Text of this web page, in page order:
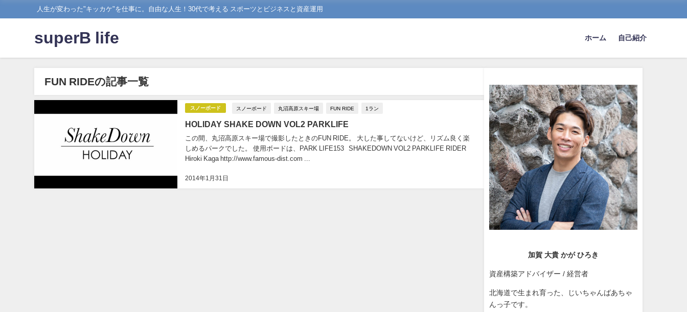
人生が変わった"キッカケ"を仕事に。自由な人生！30代で考える スポーツとビジネスと資産運用
superB life ホーム 自己紹介
FUN RIDEの記事一覧
スノーボード スノーボード 丸沼高原スキー場 FUN RIDE 1ラン
HOLIDAY SHAKE DOWN VOL2 PARKLIFE
2014年1月31日
この間、丸沼高原スキー場で撮影したときのFUN RIDE。 大した事してないけど、リズム良く楽
しめるパークでした。 使用ボードは、PARK LIFE153 SHAKEDOWN VOL2 PARKLIFE RIDER
Hiroki Kaga http://www.famous-dist.com ...
加賀 大貴 かが ひろき
資産構築アドバイザー / 経営者
北海道で生まれ育った、じいちゃんばあちゃ
んっ子です。